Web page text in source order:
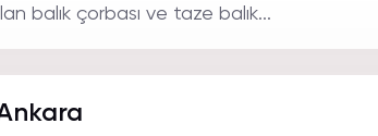
balık çorbası ve taze balık...